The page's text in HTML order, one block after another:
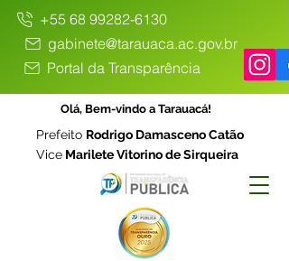
+55 68 99282-6130
gabinete@tarauaca.ac.gov.br
Portal da Transparência
Olá, Bem-vindo a Tarauacá!
Prefeito Rodrigo Damasceno Catão
Vice Marilete Vitorino de Sirqueira